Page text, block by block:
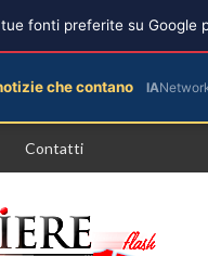
Contatti
fonti preferite su Google
che contano IA